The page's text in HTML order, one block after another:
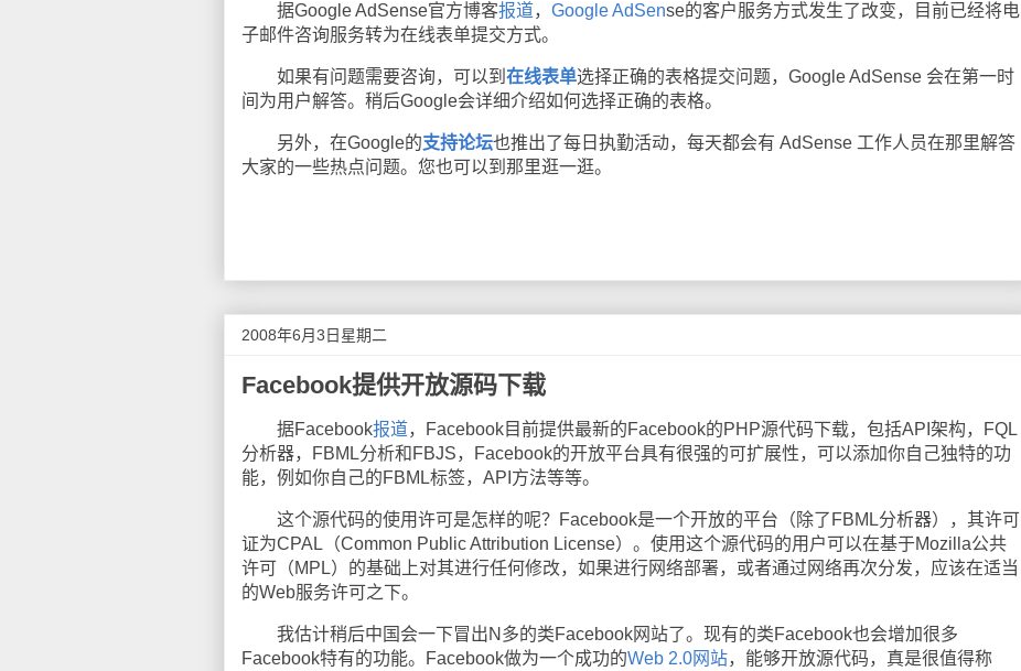
据Google AdSense官方博客报道， Google AdSense的客户服务方式发生了改变，目前已经将电
子邮件咨询服务转为在线表单提交方式。
如果有问题需要咨询，可以到 在线表单选择正确的表格提交问题，Google AdSense 会在第一时
间为用户解答。稍后Google会详细介绍如何选择正确的表格。
另外，在Google的支持论坛也推出了每日执勤活动，每天都会有 AdSense 工作人员在那里解答
大家的一些热点问题。您也可以到那里逛一逛。
2008年6月3日星期二
Facebook提供开放源码下载
据Facebook报道，Facebook目前提供最新的Facebook的PHP源代码下载，包括API架构，FQL
分析器，FBML分析和FBJS，Facebook的开放平台具有很强的可扩展性，可以添加你自己独特的功
能，例如你自己的FBML标签，API方法等等。
这个源代码的使用许可是怎样的呢？Facebook是一个开放的平台（除了FBML分析器），其许可
证为CPAL（Common Public Attribution License）。使用这个源代码的用户可以在基于Mozilla公共
许可（MPL）的基础上对其进行任何修改，如果进行网络部署，或者通过网络再次分发，应该在适当
的Web服务许可之下。
我估计稍后中国会一下冒出N多的类Facebook网站了。现有的类Facebook也会增加很多
Facebook特有的功能。Facebook做为一个成功的Web 2.0网站，能够开放源代码，真是很值得称